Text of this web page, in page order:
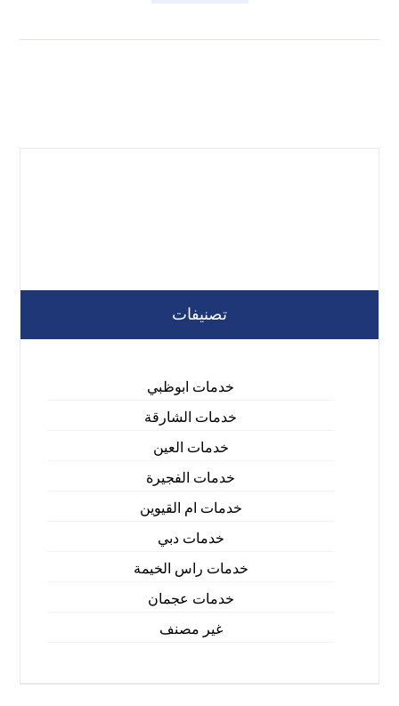
تصنيفات
خدمات ابوظبي
خدمات الشارقة
خدمات العين
خدمات الفجيرة
خدمات ام القيوين
خدمات دبي
خدمات راس الخيمة
خدمات عجمان
غير مصنف